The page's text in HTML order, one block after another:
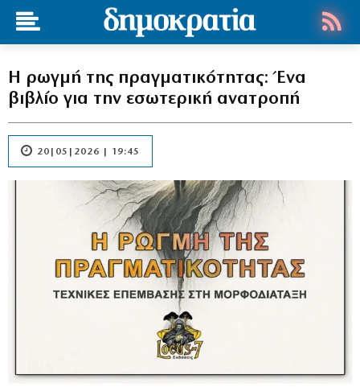
Η ρωγμή της πραγματικότητας: Ένα
βιβλίο για την εσωτερική ανατροπή
20|05|2026 | 19:45